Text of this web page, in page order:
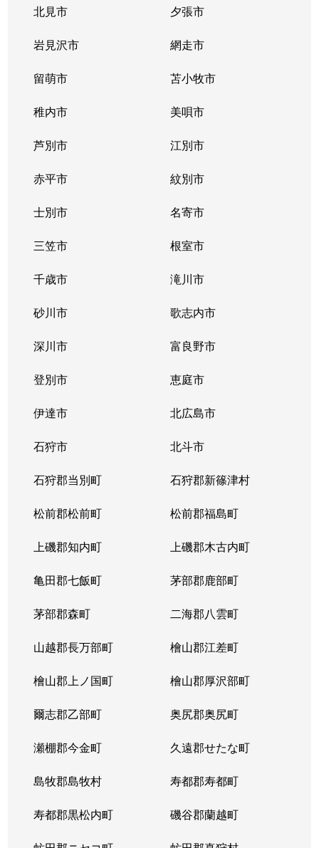
北見市 夕張市
岩見沢市 網走市
留萌市 苫小牧市
稚内市 美唄市
芦別市 江別市
赤平市 紋別市
士別市 名寄市
三笠市 根室市
千歳市 滝川市
砂川市 歌志内市
深川市 富良野市
登別市 恵庭市
伊達市 北広島市
石狩市 北斗市
石狩郡当別町 石狩郡新篠津村
松前郡松前町 松前郡福島町
上磯郡知内町 上磯郡木古内町
亀田郡七飯町 茅部郡鹿部町
茅部郡森町 二海郡八雲町
山越郡長万部町 檜山郡江差町
檜山郡上ノ国町 檜山郡厚沢部町
爾志郡乙部町 奥尻郡奥尻町
瀬棚郡今金町 久遠郡せたな町
島牧郡島牧村 寿都郡寿都町
寿都郡黒松内町 磯谷郡蘭越町